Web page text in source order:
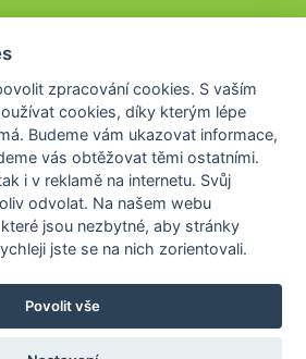
údaji
zpracování cookies. S vaším
cookies, díky kterým lépe
. Budeme vám ukazovat informace,
vás obtěžovat těmi ostatními.
i v reklamě na internetu. Svůj
odvolat. Na našem webu
jsou nezbytné, aby stránky
jste se na nich zorientovali.
Povolit vše